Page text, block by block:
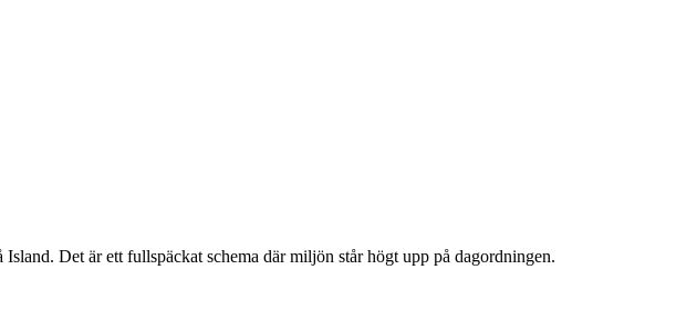
Det är ett fullspäckat schema där miljön står högt upp på dagordningen.